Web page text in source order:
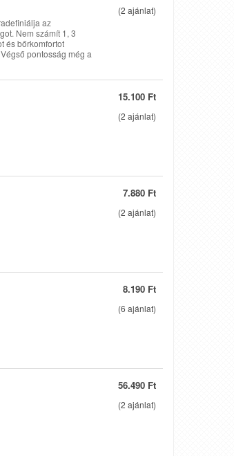
(2 ajánlat)
az
Nem számít 1, 3
és bőrkomfortot
pontosság még a
15.100 Ft
(2 ajánlat)
7.880 Ft
(2 ajánlat)
8.190 Ft
(6 ajánlat)
56.490 Ft
(2 ajánlat)